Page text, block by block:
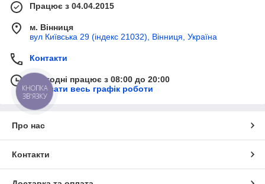
Працює з 04.04.2015
м. Вінниця
вул Київська 29 (індекс 21032), Вінниця, Україна
Контакти
Сьогодні працює з 08:00 до 20:00
Показати весь графік роботи
Про нас
Контакти
КНОПКА
ЗВ'ЯЗКУ